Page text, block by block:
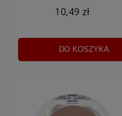
10,49 zł
DO KOSZYKA